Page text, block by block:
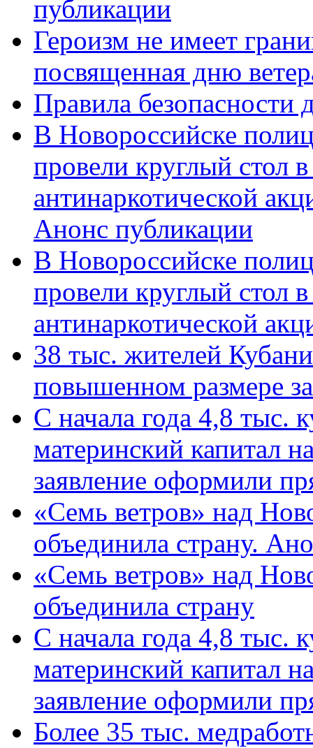
публикации
Героизм не имеет
посвященная дню
Правила безопасности
В Новороссийске
провели круглый стол
антинаркотической
Анонс публикации
В Новороссийске
провели круглый стол
антинаркотической
38 тыс. жителей
повышенном размере
С начала года 4,8 тыс.
материнский капитал
заявление оформили
«Семь ветров» над
объединила страну.
«Семь ветров» над
объединила страну
С начала года 4,8 тыс.
материнский капитал
заявление оформили
Более 35 тыс.